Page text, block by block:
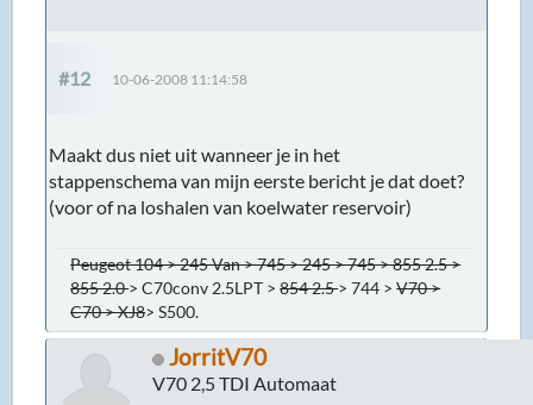
#12 10-06-2008 11:14:58
Maakt dus niet uit wanneer je in het
stappenschema van mijn eerste bericht je dat doet?
(voor of na loshalen van koelwater reservoir)
Peugeot 104 > 245 Van > 745 > 245 > 745 > 855 2.5 >
855 2.0> C70conv 2.5LPT >854 2.5> 744 >V70 >
C70 > XJ8> S500.
JorritV70
V70 2,5 TDI Automaat